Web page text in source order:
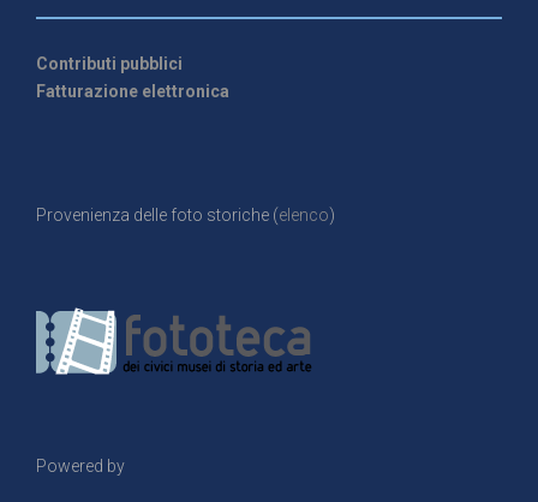
Contributi pubblici
Fatturazione elettronica
Provenienza delle foto storiche (elenco)
Powered by